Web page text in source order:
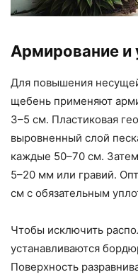
Армирование и
Для повышения
щебень применяют
3–5 см. Пластиковая
выровненный слой
каждые 50–70 см.
5–20 мм или гравий.
см с обязательным
Чтобы исключить
устанавливаются
Поверхность